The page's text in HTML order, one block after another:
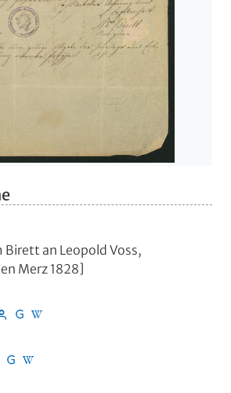
Birett an Leopold Voss,
Merz 1828]